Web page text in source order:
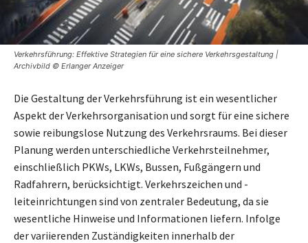
Verkehrsführung: Effektive Strategien für eine sichere Verkehrsgestaltung |
Archivbild © Erlanger Anzeiger
Die Gestaltung der Verkehrsführung ist ein wesentlicher
Aspekt der Verkehrsorganisation und sorgt für eine sichere
sowie reibungslose Nutzung des Verkehrsraums. Bei dieser
Planung werden unterschiedliche Verkehrsteilnehmer,
einschließlich PKWs, LKWs, Bussen, Fußgängern und
Radfahrern, berücksichtigt. Verkehrszeichen und -
leiteinrichtungen sind von zentraler Bedeutung, da sie
wesentliche Hinweise und Informationen liefern. Infolge
der variierenden Zuständigkeiten innerhalb der